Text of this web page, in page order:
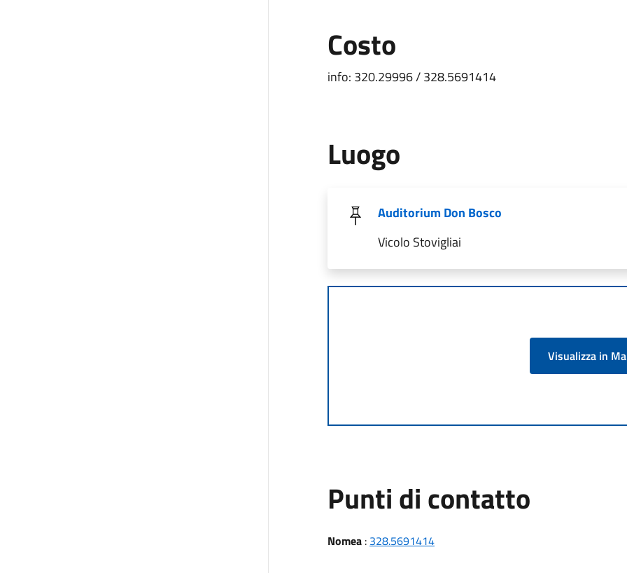
Costo
info: 320.29996 / 328.5691414
Luogo
Auditorium Don Bosco
Vicolo Stovigliai
Visualizza in
Punti di contatto
Nomea: 328.5691414